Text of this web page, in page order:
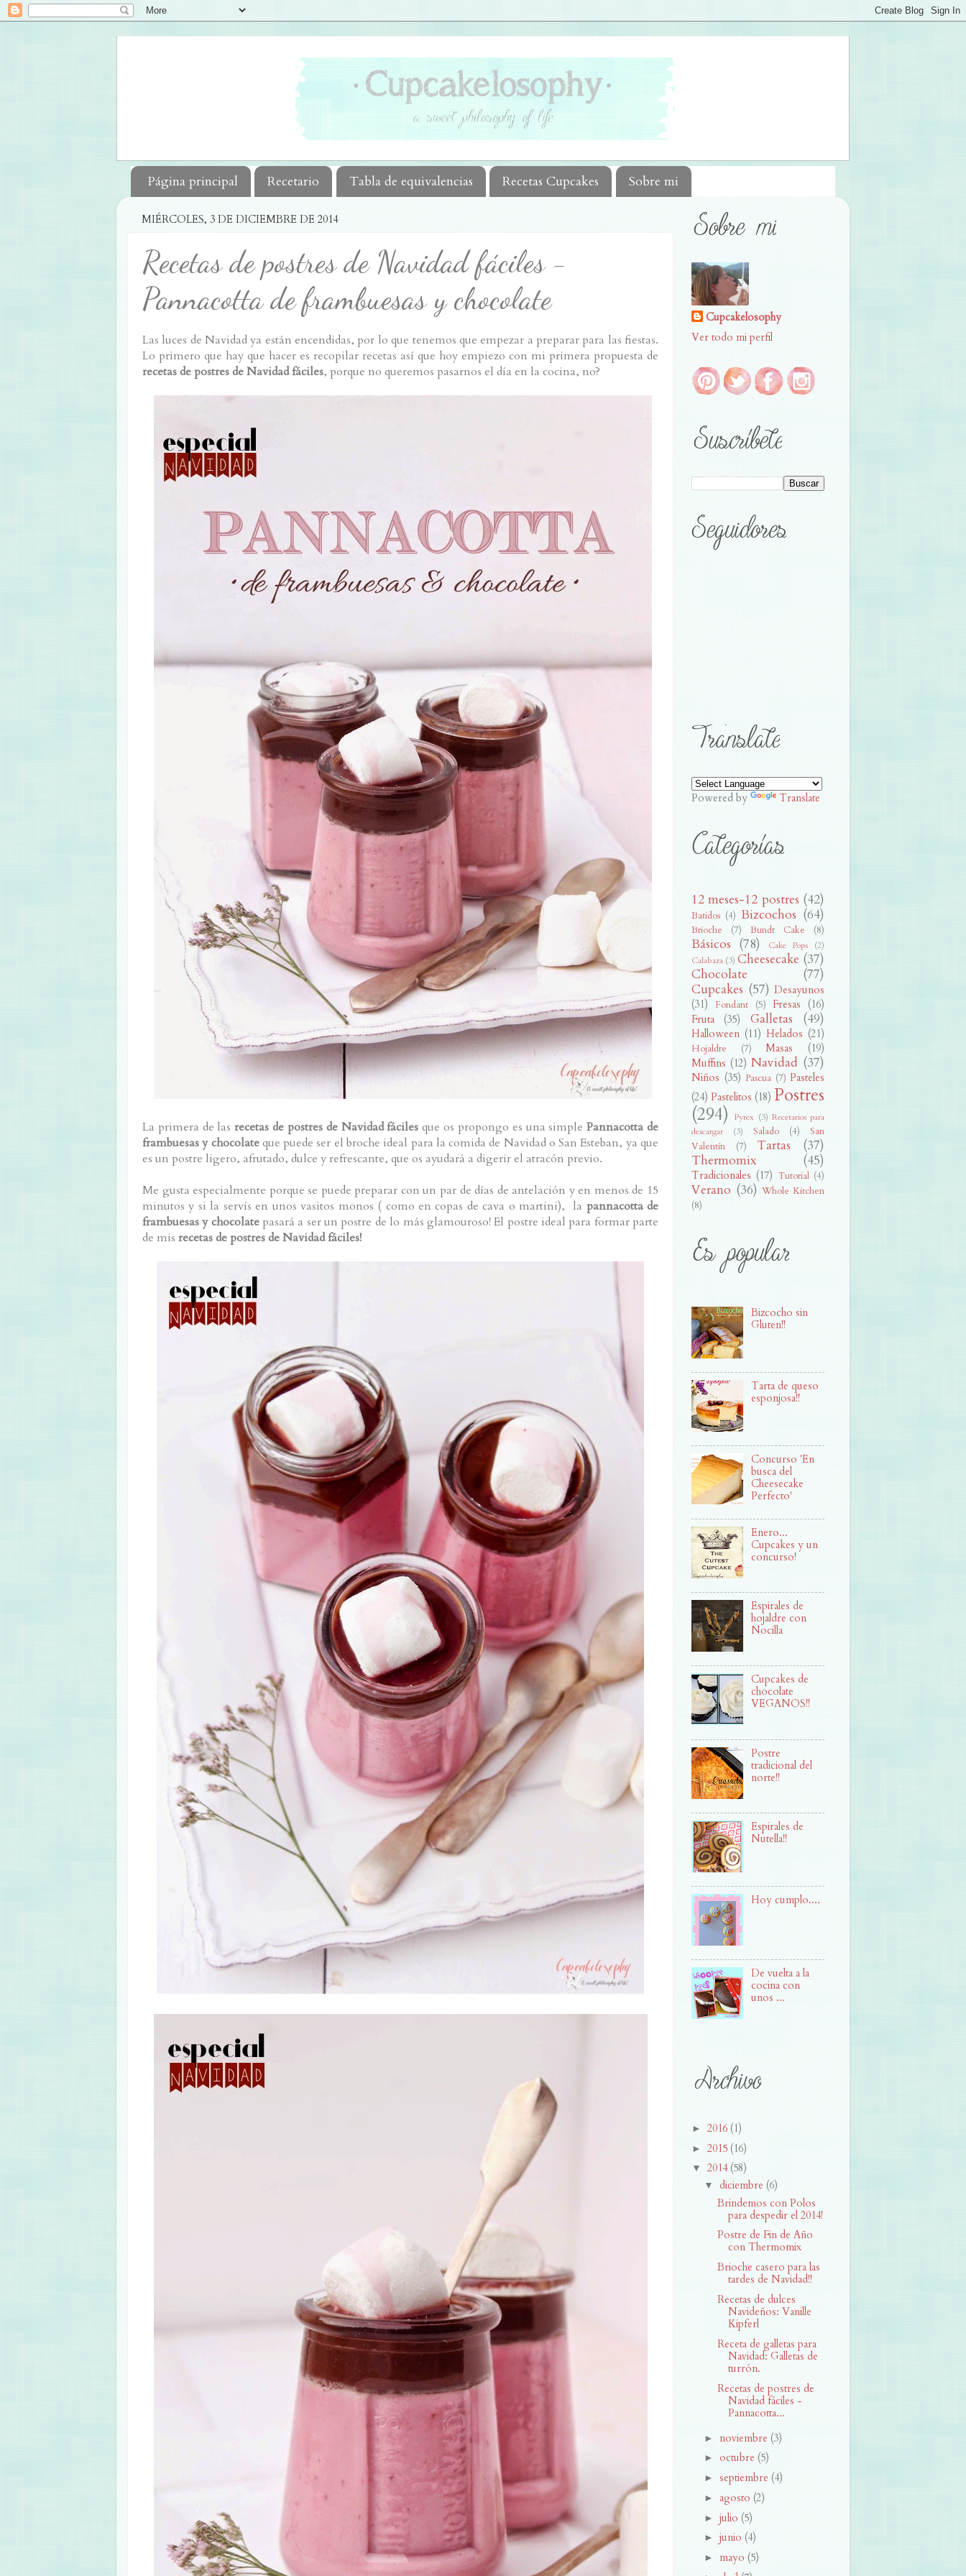
Página principal Recetario Tabla de equivalencias Recetas Cupcakes Sobre mi
MIÉRCOLES, 3 DE DICIEMBRE DE 2014
Recetas de postres de Navidad fáciles -
Pannacotta de frambuesas y chocolate
Las luces de Navidad ya están encendidas, por lo que tenemos que empezar a preparar para las fiestas.
Lo primero que hay que hacer es recopilar recetas así que hoy empiezo con mi primera propuesta de
recetas de postres de Navidad fáciles, porque no queremos pasarnos el día en la cocina, no?
La primera de lasrecetas de postres de Navidad fáciles que os propongo es una simplePannacotta de
frambuesas y chocolateque puede ser el broche ideal para la comida de Navidad o San Esteban, ya que
es un postre ligero, afrutado, dulce y refrescante, que os ayudará a digerir el atracón previo.
Me gusta especialmente porque se puede preparar con un par de días de antelación y en menos de 15
minutos y si la servís en unos vasitos monos ( como en copas de cava o martini), la pannacotta de
frambuesas y chocolate pasará a ser un postre de lo más glamouroso!El postre ideal para formar parte
de mis recetas de postres de Navidad fáciles!
Cupcakelosophy
Ver todo mi perfil
Powered by Translate
12 meses-12 postres (42)
Batidos (4) Bizcochos (64)
Brioche (7) Bundt Cake (8)
Básicos (78) Cake Pops
(2)
Calabaza (3) Cheesecake (37)
Chocolate
(77)
Cupcakes (57) Desayunos
(31)
Fondant (5) Fresas
(16)
Fruta
(35) Galletas (49)
Halloween (11) Helados (21)
Hojaldre (7) Masas
(19)
Muffins (12) Navidad (37)
Niños (35) Pascua (7) Pasteles
(24) Pastelitos (18) Postres
(294)
Pyrex (3) Recetarios para
descargar
(3) Salado (4)
San
Valentín
(7) Tartas
(37)
Thermomix
(45)
Tradicionales (17) Tutorial (4)
Verano (36) Whole Kitchen
(8)
Bizcocho sin
Gluten!!
Tarta de queso
esponjosa!!
Concurso 'En
busca del
Cheesecake
Perfecto'
Enero...
Cupcakes y un
concurso!
Espirales de
hojaldre con
Nocilla
Cupcakes de
chocolate
VEGANOS!!
Postre
tradicional del
norte!!
Espirales de
Nutella!!
Hoy cumplo....
De vuelta a la
cocina con
unos ...
► 2016 (1)
► 2015 (16)
▼ 2014 (58)
▼diciembre (6)
Brindemos con Polos
para despedir el 2014!
Postre de Fin de Año
con Thermomix
Brioche casero para las
tardes de Navidad!!
Recetas de dulces
Navideños: Vanille
Kipferl
Receta de galletas para
Navidad: Galletas de
turrón.
Recetas de postres de
Navidad fáciles -
Pannacotta...
► noviembre (3)
►octubre (5)
►septiembre (4)
►agosto (2)
►julio (5)
►junio (4)
► mayo (5)